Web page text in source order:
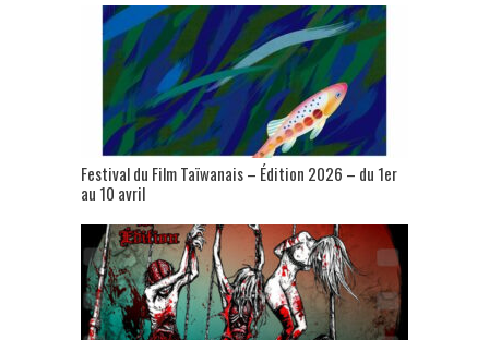
Festival du Film Taïwanais – Édition 2026 – du 1er
au 10 avril